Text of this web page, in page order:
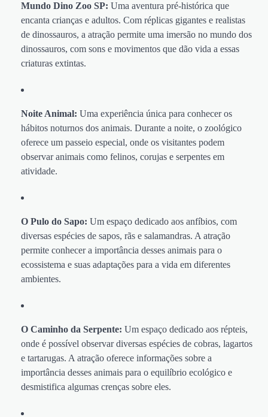
Mundo Dino Zoo SP: Uma aventura pré-histórica que
encanta crianças e adultos. Com réplicas gigantes e realistas
de dinossauros, a atração permite uma imersão no mundo dos
dinossauros, com sons e movimentos que dão vida a essas
criaturas extintas.
Noite Animal: Uma experiência única para conhecer os
hábitos noturnos dos animais. Durante a noite, o zoológico
oferece um passeio especial, onde os visitantes podem
observar animais como felinos, corujas e serpentes em
atividade.
O Pulo do Sapo: Um espaço dedicado aos anfíbios, com
diversas espécies de sapos, rãs e salamandras. A atração
permite conhecer a importância desses animais para o
ecossistema e suas adaptações para a vida em diferentes
ambientes.
O Caminho da Serpente: Um espaço dedicado aos répteis,
onde é possível observar diversas espécies de cobras, lagartos
e tartarugas. A atração oferece informações sobre a
importância desses animais para o equilíbrio ecológico e
desmistifica algumas crenças sobre eles.